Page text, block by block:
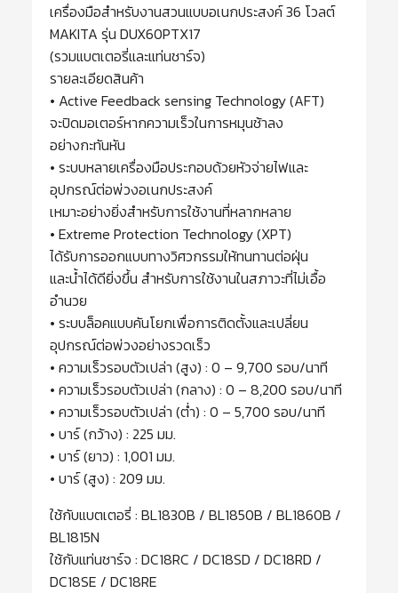
เครื่องมือสำหรับงานสวนแบบอเนกประสงค์ 36 โวลต์
MAKITA รุ่น DUX60PTX17
(รวมแบตเตอรี่และแท่นชาร์จ)
รายละเอียดสินค้า
• Active Feedback sensing Technology (AFT)
จะปิดมอเตอร์หากความเร็วในการหมุนช้าลง
อย่างกะทันหัน
• ระบบหลายเครื่องมือประกอบด้วยหัวจ่ายไฟและ
อุปกรณ์ต่อพ่วงอเนกประสงค์
เหมาะอย่างยิ่งสำหรับการใช้งานที่หลากหลาย
• Extreme Protection Technology (XPT)
ได้รับการออกแบบทางวิศวกรรมให้ทนทานต่อฝุ่น
และน้ำได้ดียิ่งขึ้น สำหรับการใช้งานในสภาวะที่ไม่เอื้อ
อำนวย
• ระบบล็อคแบบคันโยกเพื่อการติดตั้งและเปลี่ยน
อุปกรณ์ต่อพ่วงอย่างรวดเร็ว
• ความเร็วรอบตัวเปล่า (สูง) : 0 – 9,700 รอบ/นาที
• ความเร็วรอบตัวเปล่า (กลาง) : 0 – 8,200 รอบ/นาที
• ความเร็วรอบตัวเปล่า (ต่ำ) : 0 – 5,700 รอบ/นาที
• บาร์ (กว้าง) : 225 มม.
• บาร์ (ยาว) : 1,001 มม.
• บาร์ (สูง) : 209 มม.
ใช้กับแบตเตอรี่ : BL1830B / BL1850B / BL1860B /
BL1815N
ใช้กับแท่นชาร์จ : DC18RC / DC18SD / DC18RD /
DC18SE / DC18RE